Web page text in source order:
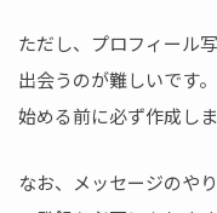
ただし、プロフィール
出会うのが難しいです
始める前に必ず作成しま
なお、メッセージのや